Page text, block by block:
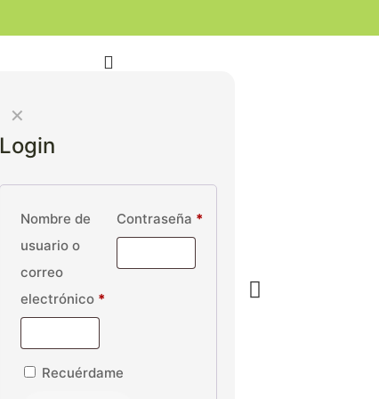
✕
Login
Nombre de
usuario o
correo
electrónico *
Contraseña *
Recuérdame